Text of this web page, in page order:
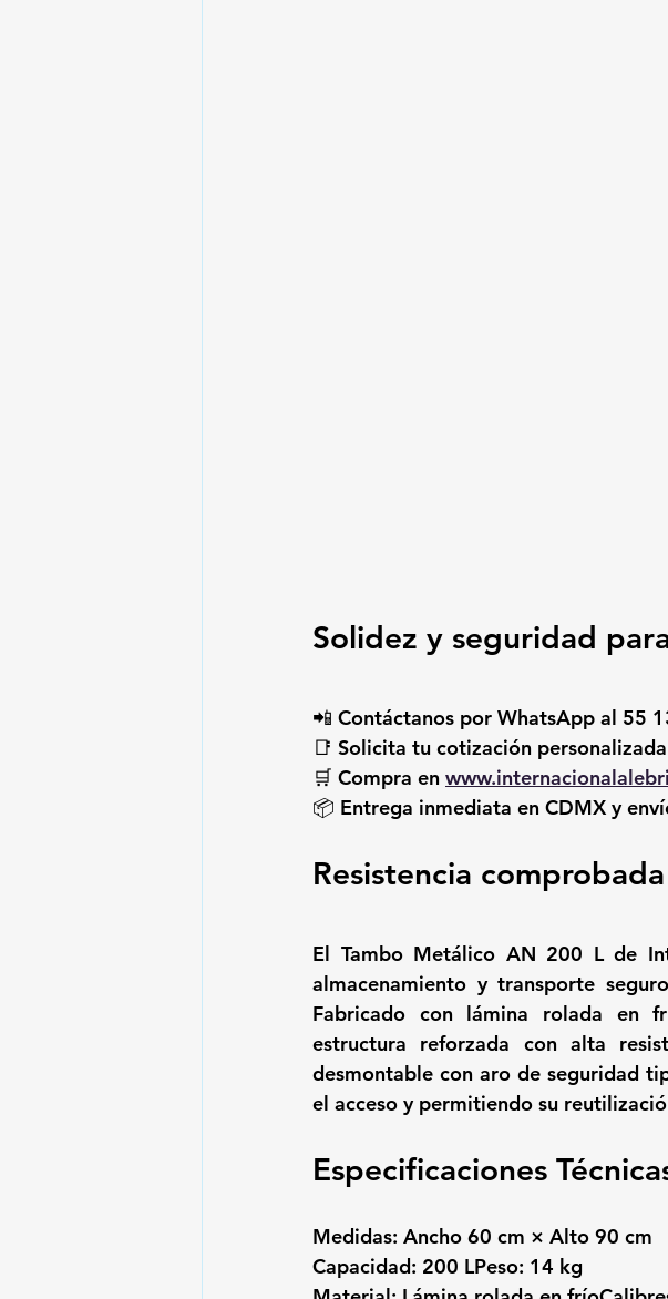
Solidez y seguridad
📲 Contáctanos por WhatsApp al 55
📑 Solicita tu cotización
🛒 Compra en
📦 Entrega inmediata en CDMX y
Resistencia
El Tambo Metálico AN 200 L de
almacenamiento y transporte
Fabricado con lámina rolada en
estructura reforzada con alta
desmontable con aro de seguridad
el acceso y permitiendo su
Especificaciones
Medidas: Ancho 60 cm × Alto 90 cm
Capacidad: 200 LPeso: 14 kg